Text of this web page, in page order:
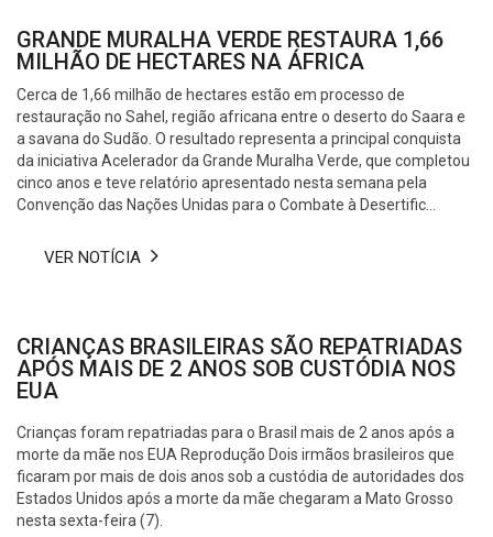
GRANDE MURALHA VERDE RESTAURA 1,66
MILHÃO DE HECTARES NA ÁFRICA
Cerca de 1,66 milhão de hectares estão em processo de
restauração no Sahel, região africana entre o deserto do Saara e
a savana do Sudão. O resultado representa a principal conquista
da iniciativa Acelerador da Grande Muralha Verde, que completou
cinco anos e teve relatório apresentado nesta semana pela
Convenção das Nações Unidas para o Combate à Desertific...
VER NOTÍCIA
CRIANÇAS BRASILEIRAS SÃO REPATRIADAS
APÓS MAIS DE 2 ANOS SOB CUSTÓDIA NOS
EUA
Crianças foram repatriadas para o Brasil mais de 2 anos após a
morte da mãe nos EUA Reprodução Dois irmãos brasileiros que
ficaram por mais de dois anos sob a custódia de autoridades dos
Estados Unidos após a morte da mãe chegaram a Mato Grosso
nesta sexta-feira (7).